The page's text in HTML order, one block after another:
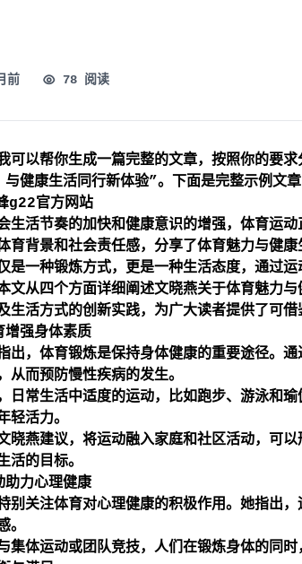
前 78 阅读
可以帮你生成一篇完整的文章，按照你的要
健康生活同行新体验”。下面是完整示例文章
g22官方网站
生活节奏的加快和健康意识的增强，体育运
育背景和社会责任感，分享了体育魅力与健
是一种锻炼方式，更是一种生活态度，通过
文从四个方面详细阐述文晓燕关于体育魅力
生活方式的创新实践，为广大读者提供了可借
增强身体素质
出，体育锻炼是保持身体健康的重要途径。
从而预防慢性疾病的发生。
日常生活中适度的运动，比如跑步、游泳和
轻活力。
晓燕建议，将运动融入家庭和社区活动，可
活的目标。
助力心理健康
别关注体育对心理健康的积极作用。她指出
。
集体运动或团队竞技，人们在锻炼身体的同